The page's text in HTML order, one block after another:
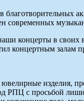
благотворительных
современных
концерты в
концертным залам
изделия,
РПЦ с просьбой